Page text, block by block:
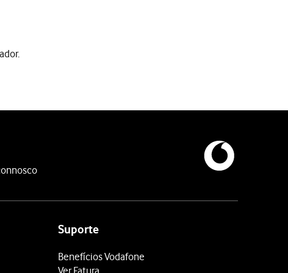
Suporte
Benefícios Vodafone
Ver Fatura